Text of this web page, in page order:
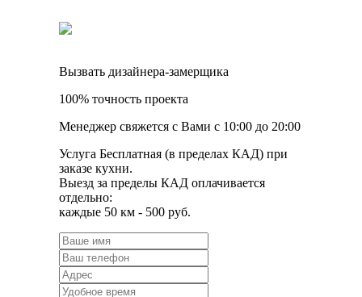
Вызвать дизайнера-замерщика
100% точность проекта
Менеджер свяжется с Вами с 10:00 до 20:00
Услуга Бесплатная (в пределах КАД) при
заказе кухни.
Выезд за пределы КАД оплачивается
отдельно:
каждые 50 км - 500 руб.